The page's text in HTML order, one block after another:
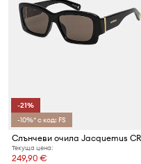
-21%
-10%* с код: FS
Текуща цена:
249,90 €